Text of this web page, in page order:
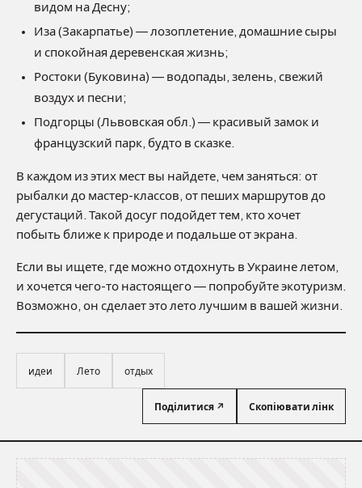
видом на Десну;
Иза (Закарпатье) — лозоплетение, домашние сыры
и спокойная деревенская жизнь;
Ростоки (Буковина) — водопады, зелень, свежий
воздух и песни;
Подгорцы (Львовская обл.) — красивый замок и
французский парк, будто в сказке.
В каждом из этих мест вы найдете, чем заняться: от
рыбалки до мастер-классов, от пеших маршрутов до
дегустаций. Такой досуг подойдет тем, кто хочет
побыть ближе к природе и подальше от экрана.
Если вы ищете, где можно отдохнуть в Украине летом,
и хочется чего-то настоящего — попробуйте экотуризм.
Возможно, он сделает это лето лучшим в вашей жизни.
идеи Лето отдых
Поділитися ↗ Скопіювати лінк